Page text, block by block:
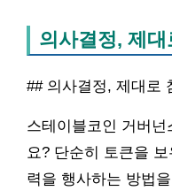
의사결정, 제대
## 의사결정, 제대로
스테이블코인 거버
요? 단순히 토큰을
력을 행사하는 방법